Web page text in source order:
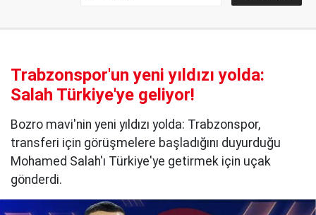
Trabzonspor'un yeni yıldızı yolda:
Salah Türkiye'ye geliyor!
Bozro mavi'nin yeni yıldızı yolda: Trabzonspor,
transferi için görüşmelere başladığını duyurduğu
Mohamed Salah'ı Türkiye'ye getirmek için uçak
gönderdi.